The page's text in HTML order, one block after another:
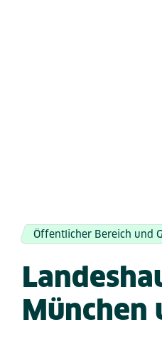
Öffentlicher Bereich und
München